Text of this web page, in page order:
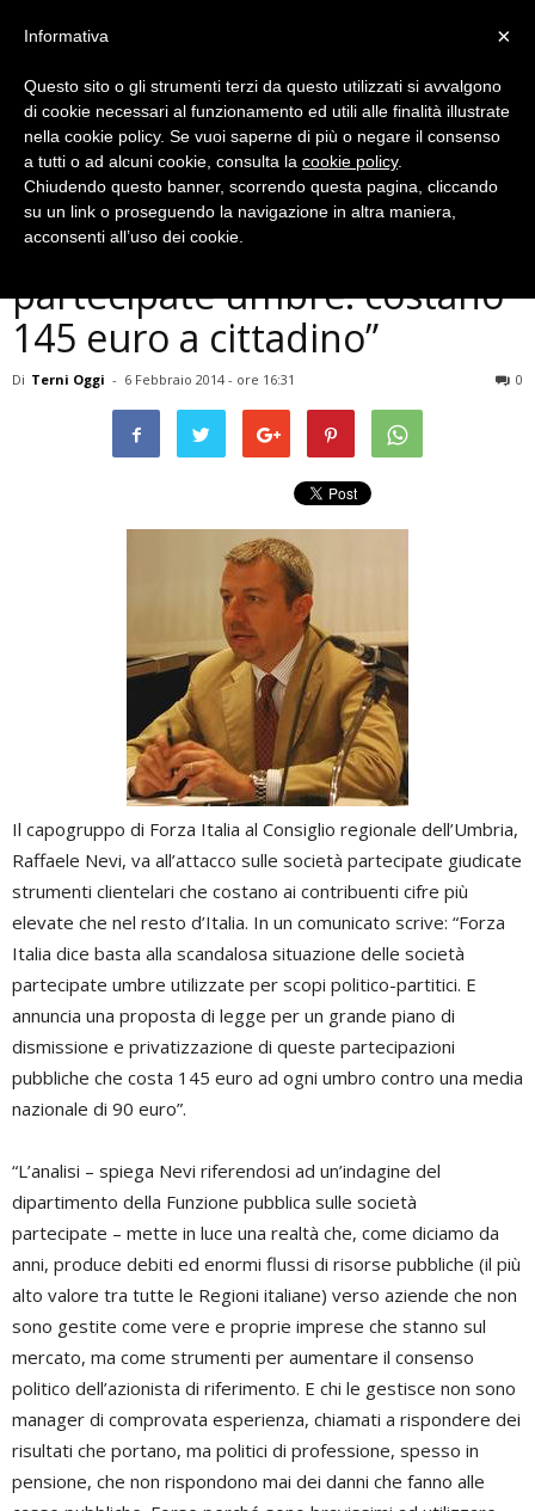
Politica
Nevi: ”Scandalo delle società
partecipate umbre: costano
145 euro a cittadino”
Di Terni Oggi - 6 Febbraio 2014 - ore 16:31 0
Il capogruppo di Forza Italia al Consiglio regionale dell’Umbria,
Raffaele Nevi, va all’attacco sulle società partecipate giudicate
strumenti clientelari che costano ai contribuenti cifre più
elevate che nel resto d’Italia. In un comunicato scrive: “Forza
Italia dice basta alla scandalosa situazione delle società
partecipate umbre utilizzate per scopi politico-partitici. E
annuncia una proposta di legge per un grande piano di
dismissione e privatizzazione di queste partecipazioni
pubbliche che costa 145 euro ad ogni umbro contro una media
nazionale di 90 euro”.
“L’analisi – spiega Nevi riferendosi ad un’indagine del
dipartimento della Funzione pubblica sulle società
partecipate – mette in luce una realtà che, come diciamo da
anni, produce debiti ed enormi flussi di risorse pubbliche (il più
alto valore tra tutte le Regioni italiane) verso aziende che non
sono gestite come vere e proprie imprese che stanno sul
mercato, ma come strumenti per aumentare il consenso
politico dell’azionista di riferimento. E chi le gestisce non sono
manager di comprovata esperienza, chiamati a rispondere dei
risultati che portano, ma politici di professione, spesso in
pensione, che non rispondono mai dei danni che fanno alle
×
Informativa
Questo sito o gli strumenti terzi da questo utilizzati si avvalgono
di cookie necessari al funzionamento ed utili alle finalità illustrate
nella cookie policy. Se vuoi saperne di più o negare il consenso
a tutti o ad alcuni cookie, consulta la cookie policy.
Chiudendo questo banner, scorrendo questa pagina, cliccando
su un link o proseguendo la navigazione in altra maniera,
acconsenti all’uso dei cookie.